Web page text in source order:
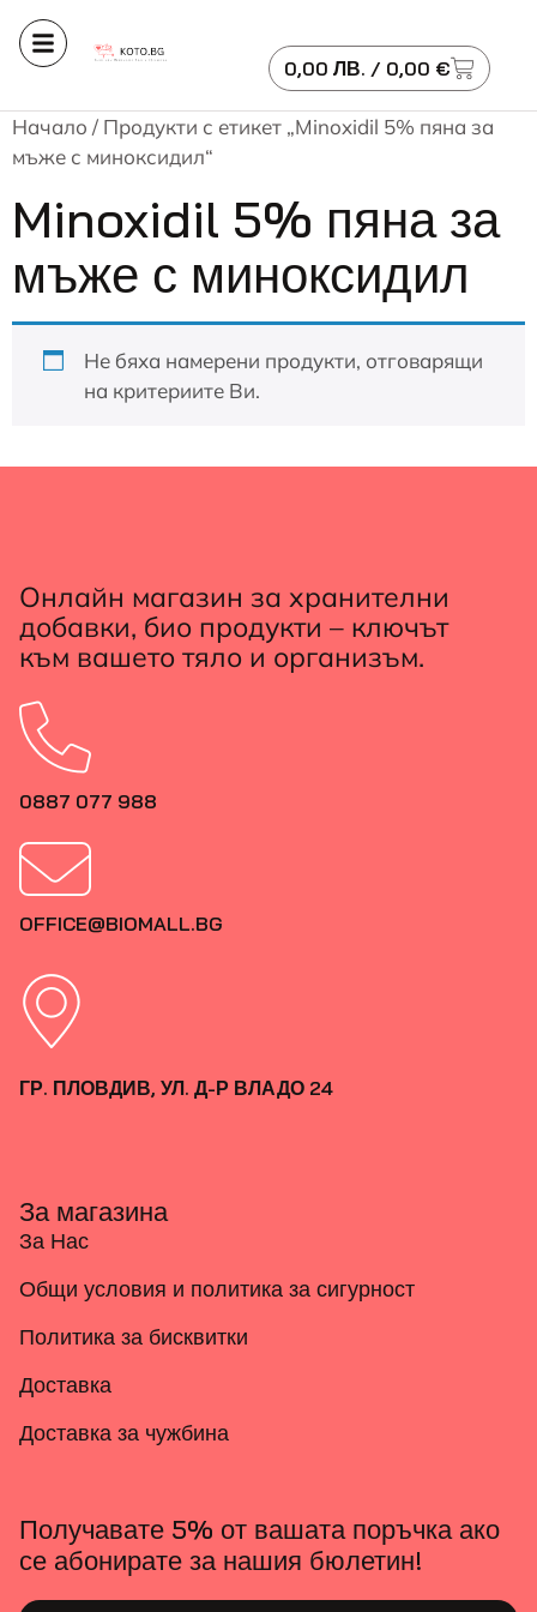
0,00 ЛВ. / 0,00 €
Начало / Продукти с етикет „Minoxidil 5% пяна за
мъже с миноксидил“
Minoxidil 5% пяна за
мъже с миноксидил
Не бяха намерени продукти, отговарящи
на критериите Ви.
Онлайн магазин за хранителни
добавки, био продукти – ключът
към вашето тяло и организъм.
0887 077 988
OFFICE@BIOMALL.BG
ГР. ПЛОВДИВ, УЛ. Д-Р ВЛАДО 24
За магазина
За Нас
Общи условия и политика за сигурност
Политика за бисквитки
Доставка
Доставка за чужбина
Получавате 5% от вашата поръчка ако
се абонирате за нашия бюлетин!